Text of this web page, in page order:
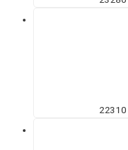
22310